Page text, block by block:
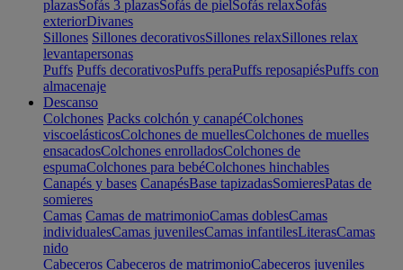
plazasSofás 3 plazasSofás de pielSofás relaxSofás
exteriorDivanes
Sillones Sillones decorativosSillones relaxSillones relax
levantapersonas
Puffs Puffs decorativosPuffs peraPuffs reposapiésPuffs con
almacenaje
Descanso
Colchones Packs colchón y canapéColchones
viscoelásticosColchones de muellesColchones de muelles
ensacadosColchones enrolladosColchones de
espumaColchones para bebéColchones hinchables
Canapés y bases CanapésBase tapizadasSomieresPatas de
somieres
Camas Camas de matrimonioCamas doblesCamas
individualesCamas juvenilesCamas infantilesLiterasCamas
nido
Cabeceros Cabeceros de matrimonioCabeceros juveniles